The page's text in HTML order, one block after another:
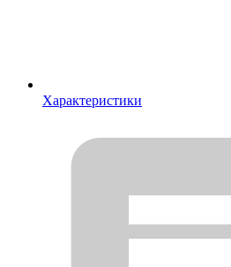
Характеристики